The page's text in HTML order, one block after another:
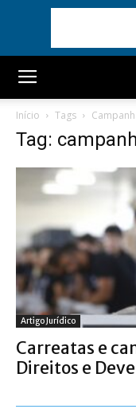
Início Tags
Tag:
Artigo Jurídico
Carreatas e
Direitos e